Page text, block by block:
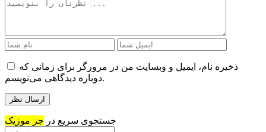
ذخیره نام، ایمیل و وبسایت من در مرورگر برای زمانی که
دوباره دیدگاهی می‌نویسم.
جستجوی سریع در جز موزیک